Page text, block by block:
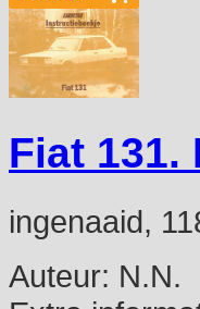
Fiat
ingenaaid,
Auteur: N.N.